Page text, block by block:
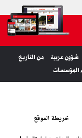
شؤون عربية
من التاريخ
المؤسسات
خريطة الموقع